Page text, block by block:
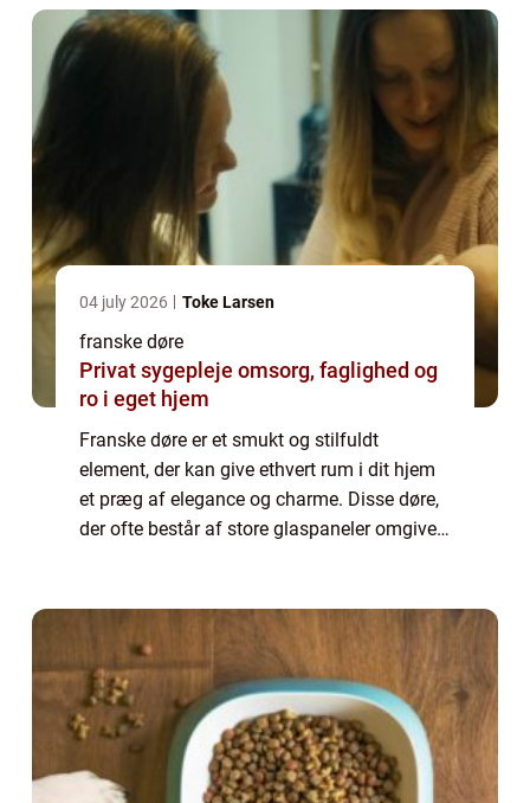
04 july 2026 Toke Larsen
franske døre
Privat sygepleje omsorg, faglighed og
ro i eget hjem
Franske døre er et smukt og stilfuldt
element, der kan give ethvert rum i dit hjem
et præg af elegance og charme. Disse døre,
der ofte består af store glaspaneler omgivet